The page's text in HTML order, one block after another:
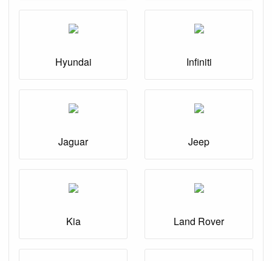
Hyundai Infiniti
Jaguar Jeep
Kia Land Rover